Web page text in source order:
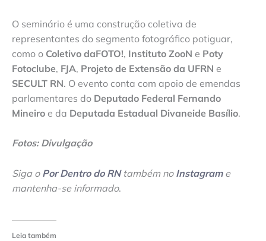
O seminário é uma construção coletiva de
representantes do segmento fotográfico potiguar,
como o Coletivo daFOTO!, Instituto ZooN e Poty
Fotoclube, FJA, Projeto de Extensão da UFRN e
SECULT RN. O evento conta com apoio de emendas
parlamentares do Deputado Federal Fernando
Mineiro e da Deputada Estadual Divaneide Basílio.
Fotos: Divulgação
Siga o Por Dentro do RNtambém no Instagrame
mantenha-se informado.
Leia também